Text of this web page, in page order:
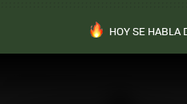
HOY SE HABLA